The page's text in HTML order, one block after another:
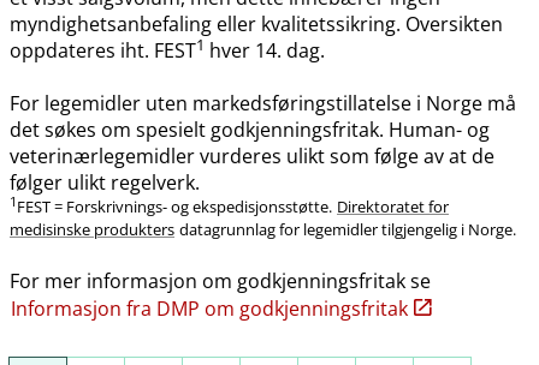
myndighetsanbefaling eller kvalitetssikring. Oversikten
oppdateres iht. FEST1 hver 14. dag.
For legemidler uten markedsføringstillatelse i Norge må
det søkes om spesielt godkjenningsfritak. Human- og
veterinærlegemidler vurderes ulikt som følge av at de
følger ulikt regelverk.
1 FEST = Forskrivnings- og ekspedisjonsstøtte. Direktoratet for
medisinske produkters datagrunnlag for legemidler tilgjengelig i Norge.
For mer informasjon om godkjenningsfritak se
Informasjon fra DMP om godkjenningsfritak